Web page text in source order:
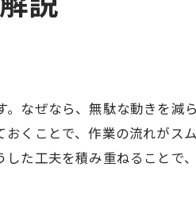
成長する建設機械清掃の現場
機械清掃に与える価値
務に役立つ資格勉強のコツ
なぜなら、無駄な動きを減
くことで、作業の流れがス
た工夫を積み重ねることで